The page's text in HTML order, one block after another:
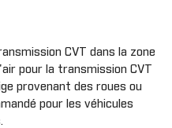
CVT dans la zone
pour la transmission CVT
provenant des roues ou
pour les véhicules